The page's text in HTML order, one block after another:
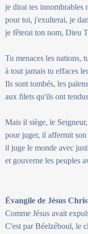
je dirai tes innombrables
pour toi, j'exulterai, je
je fêterai ton nom, Dieu
Tu menaces les nations,
à tout jamais tu effaces
Ils sont tombés, les
aux filets qu'ils ont
Mais il siège, le
pour juger, il affermit son
il juge le monde avec
et gouverne les peuples
Évangile de Jésus
Comme Jésus avait
C'est par Béelzéboul, le